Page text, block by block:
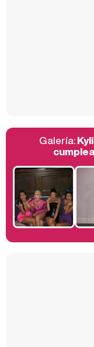
Galería: